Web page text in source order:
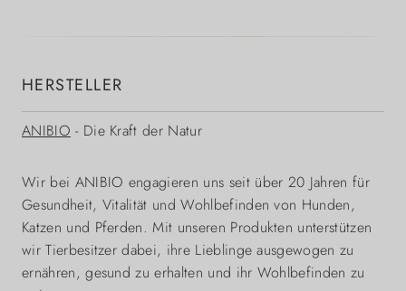
HERSTELLER
ANIBIO - Die Kraft der Natur
Wir bei ANIBIO engagieren uns seit über 20 Jahren für
Gesundheit, Vitalität und Wohlbefinden von Hunden,
Katzen und Pferden. Mit unseren Produkten unterstützen
wir Tierbesitzer dabei, ihre Lieblinge ausgewogen zu
ernähren, gesund zu erhalten und ihr Wohlbefinden zu